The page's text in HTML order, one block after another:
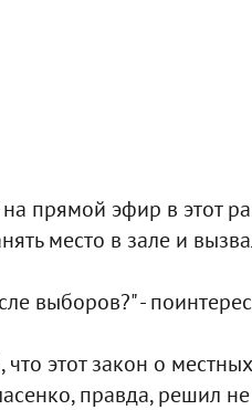
прямой эфир в этот
место в зале и
выборов?" -
что этот закон о
правда, решил